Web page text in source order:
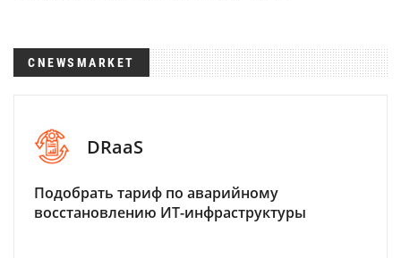
CNEWSMARKET
DRaaS
Подобрать тариф по аварийному
восстановлению ИТ-инфраструктуры